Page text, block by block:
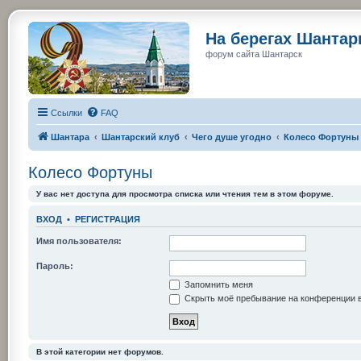
На берегах
форум сайта Шантарск
Ссылки FAQ
Шантара Шантарский клуб Чего душе угодно Колесо Фортуны
Колесо Фортуны
У вас нет доступа для просмотра списка или чтения тем в этом форуме.
ВХОД • РЕГИСТРАЦИЯ
Имя пользователя:
Пароль:
Запомнить меня
Скрыть моё пребывание на конференции
В этой категории нет форумов.